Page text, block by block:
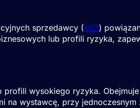
sprzedawcy (MID)
lub profili ryzyka,
profili wysokiego ryzyka.
wystawcę, przy